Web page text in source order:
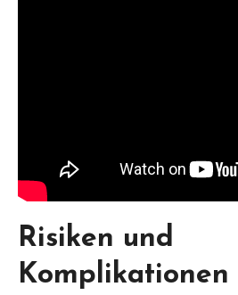
Risiken und
Komplikationen